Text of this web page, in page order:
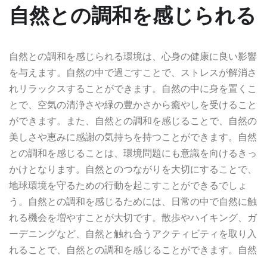
自然との調和を感じられる
自然との調和を感じられる環境は、心身の健康に良い影響
を与えます。自然の中で過ごすことで、ストレスが解消さ
れリラックスすることができます。自然の中に身を置くこ
とで、空気の清浄さや緑の豊かさから癒やしを受けること
ができます。また、自然との調和を感じることで、自然の
美しさや恵みに感謝の気持ちを持つことができます。自然
との調和を感じることは、環境問題にも意識を向けるきっ
かけとなります。自然とのつながりを大切にすることで、
地球環境を守るための行動を起こすことができるでしょ
う。自然との調和を感じるためには、日常の中で自然に触
れる機会を増やすことが大切です。散歩やハイキング、ガ
ーデニングなど、自然と触れ合うアクティビティを取り入
れることで、自然との調和を感じることができます。自然